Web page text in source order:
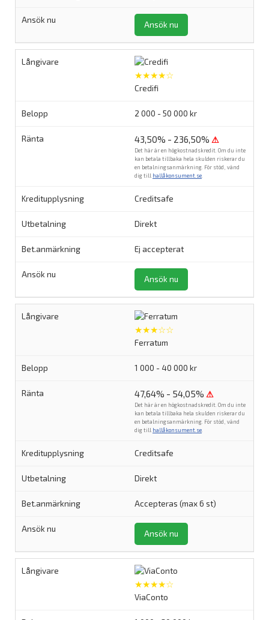
Ansök nu
★★★★☆
Credifi
2 000 - 50 000 kr
43,50% - 236,50% ⚠
Det här är en högkostnadskredit. Om du inte
kan betala tillbaka hela skulden riskerar du
en betalningsanmärkning. För stöd, vänd
dig till hallåkonsument.se
Creditsafe
Direkt
Ej accepterat
Ansök nu
★★★☆☆
Ferratum
1 000 - 40 000 kr
47,64% - 54,05% ⚠
Det här är en högkostnadskredit. Om du inte
kan betala tillbaka hela skulden riskerar du
en betalningsanmärkning. För stöd, vänd
dig till hallåkonsument.se
Creditsafe
Direkt
Accepteras (max 6 st)
Ansök nu
★★★★☆
ViaConto